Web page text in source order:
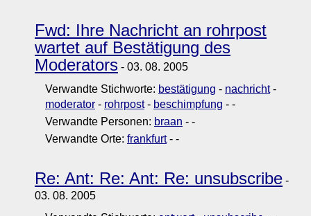
Fwd: Ihre Nachricht an rohrpost
wartet auf Bestätigung des
Moderators - 03. 08. 2005
Verwandte Stichworte: bestätigung - nachricht-
moderator - rohrpost- beschimpfung - -
Verwandte Personen: braan - -
Verwandte Orte: frankfurt- -
Re: Ant: Re: Ant: Re: unsubscribe -
03. 08. 2005